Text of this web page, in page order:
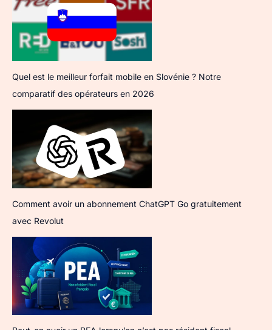
Quel est le meilleur forfait mobile en Slovénie ? Notre
comparatif des opérateurs en 2026
Comment avoir un abonnement ChatGPT Go gratuitement
avec Revolut